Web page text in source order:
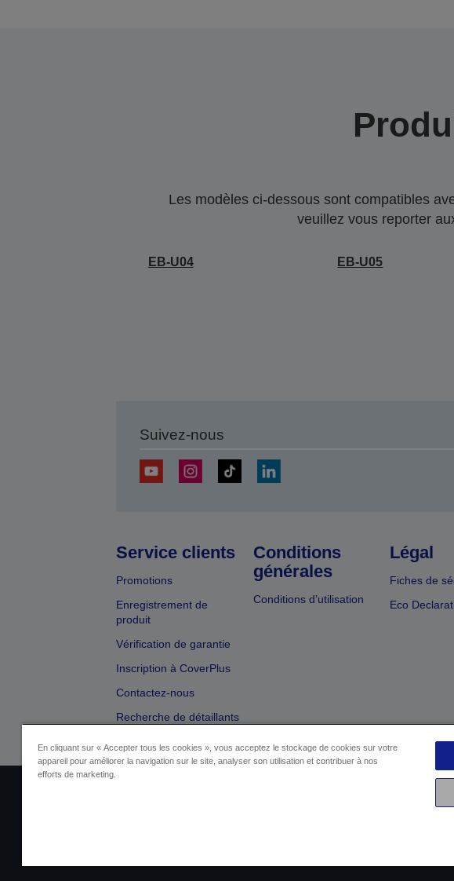
Les modèles ci-dessous sont compatibles
veuillez vous reporter
EB-U04 EB-U05
Suivez-nous
Service clients
Promotions
Enregistrement de
produit
Vérification de garantie
Inscription à CoverPlus
Contactez-nous
Recherche de détaillants
Conditions
générales
Conditions d’utilisation
Légal
Fiches de
Eco
En cliquant sur « Accepter tous les cookies », vous acceptez le stockage de cookies sur votre
appareil pour améliorer la navigation sur le site, analyser son utilisation et contribuer à nos
efforts de marketing.